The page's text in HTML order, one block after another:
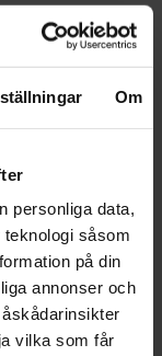
Om
personliga data,
såsom
på din
annonser och
vilka som får